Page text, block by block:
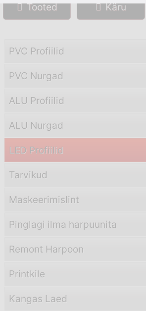
Tooted Käru
PVC Profiilid
PVC Nurgad
ALU Profiilid
ALU Nurgad
LED Profiilid
Tarvikud
Maskeerimislint
Pinglagi ilma harpuunita
Remont Harpoon
Printkile
Kangas Laed